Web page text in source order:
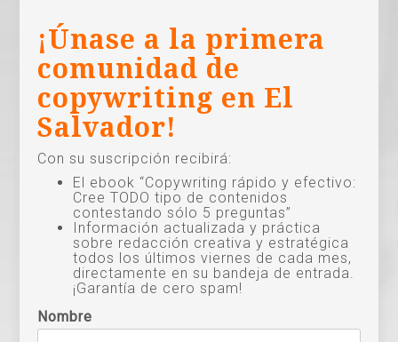
¡Únase a la primera
comunidad de
copywriting en El
Salvador!
Con su suscripción recibirá:
El ebook “Copywriting rápido y efectivo:
Cree TODO tipo de contenidos
contestando sólo 5 preguntas”
Información actualizada y práctica
sobre redacción creativa y estratégica
todos los últimos viernes de cada mes,
directamente en su bandeja de entrada.
¡Garantía de cero spam!
Nombre